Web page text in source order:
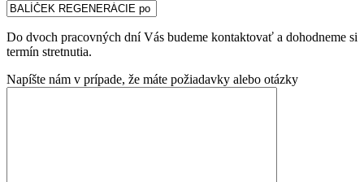
Do dvoch pracovných dní Vás budeme kontaktovať a dohodneme si
termín stretnutia.
Napíšte nám v prípade, že máte požiadavky alebo otázky